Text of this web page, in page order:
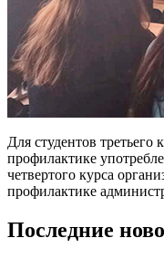
Для студентов третьего
профилактике
четвертого курса
профилактике
Последние